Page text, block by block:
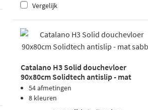
Vergelijk
Catalano H3 Solid douchevloer
90x80cm Solidtech antislip - mat
sabbia
54 afmetingen
8 kleuren